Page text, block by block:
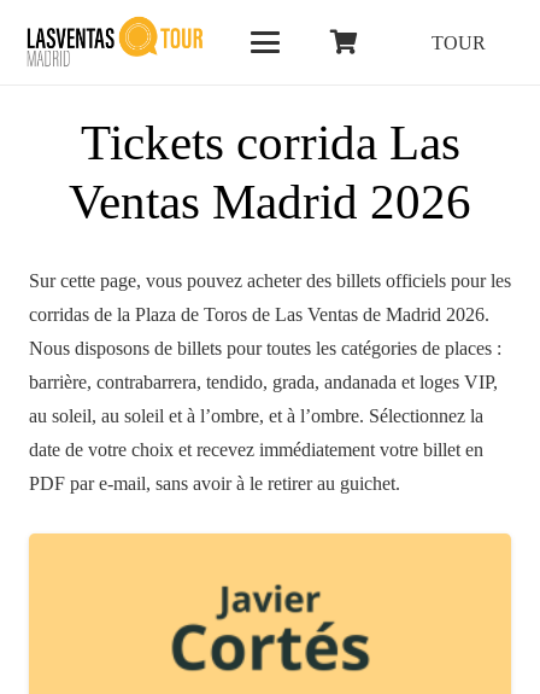
TOUR
Tickets corrida Las
Ventas Madrid 2026
Sur cette page, vous pouvez acheter des billets officiels pour les
corridas de la Plaza de Toros de Las Ventas de Madrid 2026.
Nous disposons de billets pour toutes les catégories de places :
barrière, contrabarrera, tendido, grada, andanada et loges VIP,
au soleil, au soleil et à l’ombre, et à l’ombre. Sélectionnez la
date de votre choix et recevez immédiatement votre billet en
PDF par e-mail, sans avoir à le retirer au guichet.